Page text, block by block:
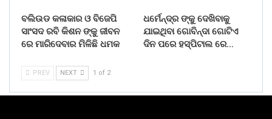
ବଲିଉଡ କଳାକାର ଓ ବିଜେପି
ସାଂସଦ ରବି କିଶନ ଙ୍କୁ ଜୀବନ
ରେ ମାରିଦେବାର ମିଳିଛି ଧମକ
ଧର୍ମେନ୍ଦ୍ର ଙ୍କୁ ଦେଖିବାକୁ
ଯାଇଥିବା ଗୋବିନ୍ଦା ଗୋଟିଏ
ଦିନ ପରେ ହସ୍ପିଟାଲ ରେ…
PREV NEXT 1 of 2